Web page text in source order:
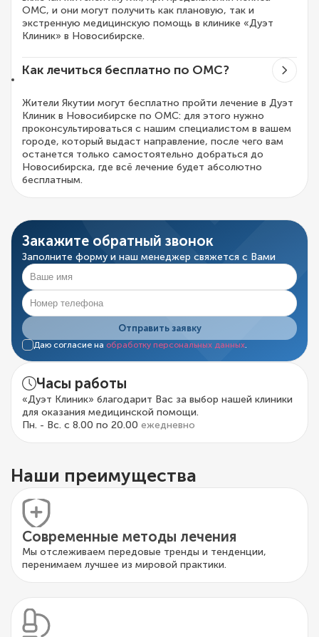
ОМС, и они могут получить как плановую, так и
экстренную медицинскую помощь в клинике «Дуэт
Клиник» в Новосибирске.
Как лечиться бесплатно по ОМС?
Жители Якутии могут бесплатно пройти лечение в Дуэт
Клиник в Новосибирске по ОМС: для этого нужно
проконсультироваться с нашим специалистом в вашем
городе, который выдаст направление, после чего вам
останется только самостоятельно добраться до
Новосибирска, где всё лечение будет абсолютно
бесплатным.
Закажите обратный звонок
Заполните форму и наш менеджер свяжется с Вами
Отправить заявку
Даю согласие на обработку персональных данных.
Часы работы
«Дуэт Клиник» благодарит Вас за выбор нашей клиники
для оказания медицинской помощи.
Пн. - Вс. с 8.00 по 20.00 ежедневно
Наши преимущества
Современные методы лечения
Мы отслеживаем передовые тренды и тенденции,
перенимаем лучшее из мировой практики.